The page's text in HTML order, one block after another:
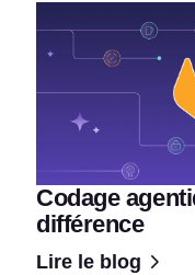
Codage
différence
Lire le blog